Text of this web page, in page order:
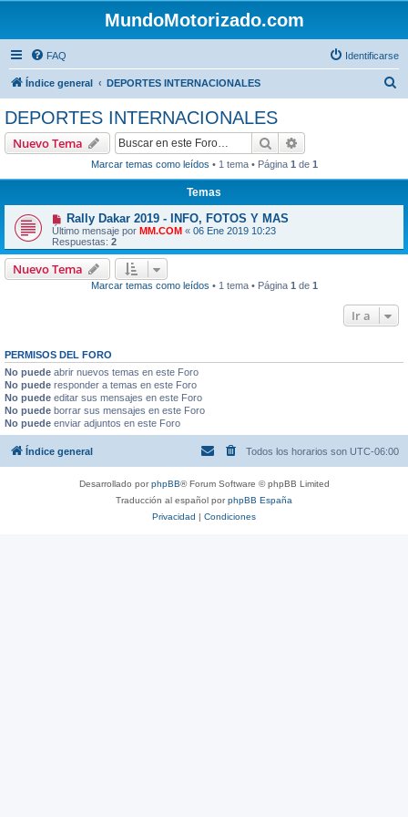
MundoMotorizado.com
FAQ Identificarse
Índice general DEPORTES INTERNACIONALES
DEPORTES INTERNACIONALES
Nuevo Tema Buscar
Marcar temas como leídos • 1 tema • Página 1 de 1
Temas
Rally Dakar 2019 - INFO, FOTOS Y MAS
Último mensaje por MM.COM « 06 Ene 2019 10:23
Respuestas: 2
Nuevo Tema
Marcar temas como leídos • 1 tema • Página 1 de 1
Ir a
PERMISOS DEL FORO
No puede abrir nuevos temas en este Foro
No puede responder a temas en este Foro
No puede editar sus mensajes en este Foro
No puede borrar sus mensajes en este Foro
No puede enviar adjuntos en este Foro
Índice general Todos los horarios son UTC-06:00
Desarrollado porphpBB® Forum Software © phpBB Limited
Traducción al español porphpBB España
Privacidad | Condiciones